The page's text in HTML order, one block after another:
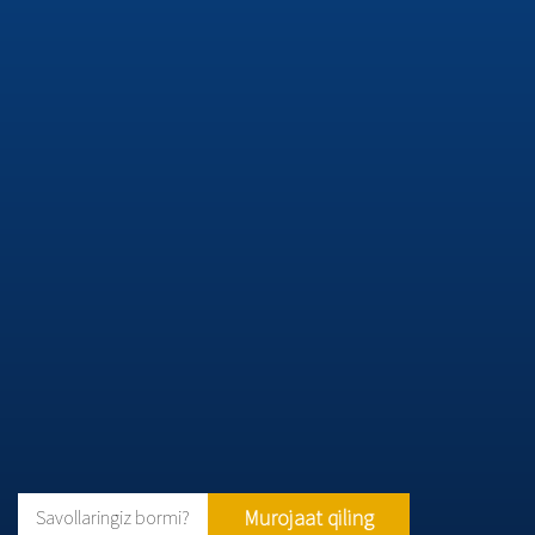
Savollaringiz bormi? Murojaat qiling